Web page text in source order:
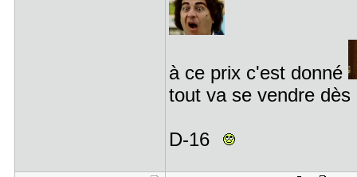
à ce prix c'est donné
tout va se vendre
D-16